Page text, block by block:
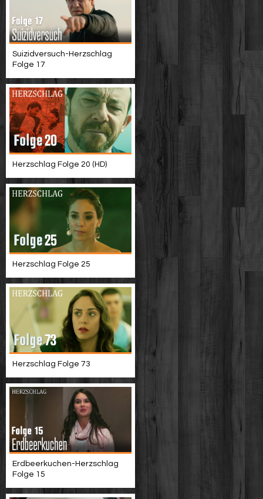
Suizidversuch-Herzschlag
Folge 17
Herzschlag Folge 20 (HD)
Herzschlag Folge 25
Herzschlag Folge 73
Erdbeerkuchen-Herzschlag
Folge 15